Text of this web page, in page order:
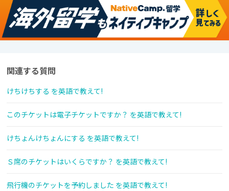
関連する質問
けちけちする を英語で教えて!
このチケットは電子チケットですか？ を英語で教えて!
けちょんけちょんにする を英語で教えて!
Ｓ席のチケットはいくらですか？ を英語で教えて!
飛行機のチケットを予約しました を英語で教えて!